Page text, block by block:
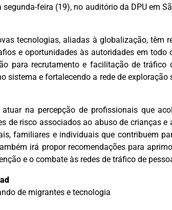
feira (19), no auditório da DPU em
tecnologias, aliadas à globalização, têm
e oportunidades às autoridades em todo
para recrutamento e facilitação de tráfico
sistema e fortalecendo a rede de exploração
na percepção de profissionais que
de risco associados ao abuso de crianças e
familiares e individuais que contribuem
irá propor recomendações para
e o combate às redes de tráfico de
de migrantes e tecnologia